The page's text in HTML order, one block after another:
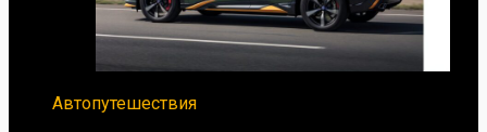
Автопутешествия